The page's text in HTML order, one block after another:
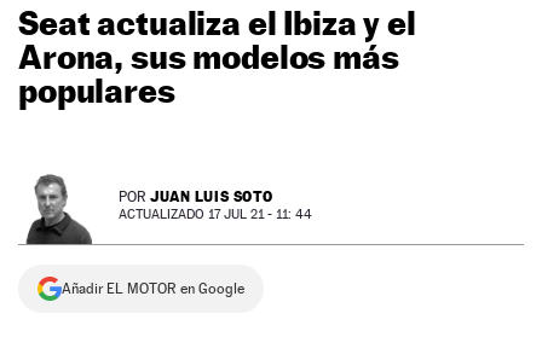
MOTOS
TECNOLOGÍA
MOTORTV
SERVICIOS
NEWSLETTER
SÍGUENOS
Seat actualiza el Ibiza y el
Arona, sus modelos más
populares
POR JUAN LUIS SOTO
ACTUALIZADO 17 JUL 21 - 11: 44
Añadir EL MOTOR en Google